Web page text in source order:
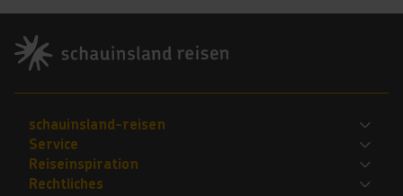
Footer navigation
schauinsland-reisen
Bewerte uns
Jobs
Service
FAQ
Reiseinspiration
Rechtliches